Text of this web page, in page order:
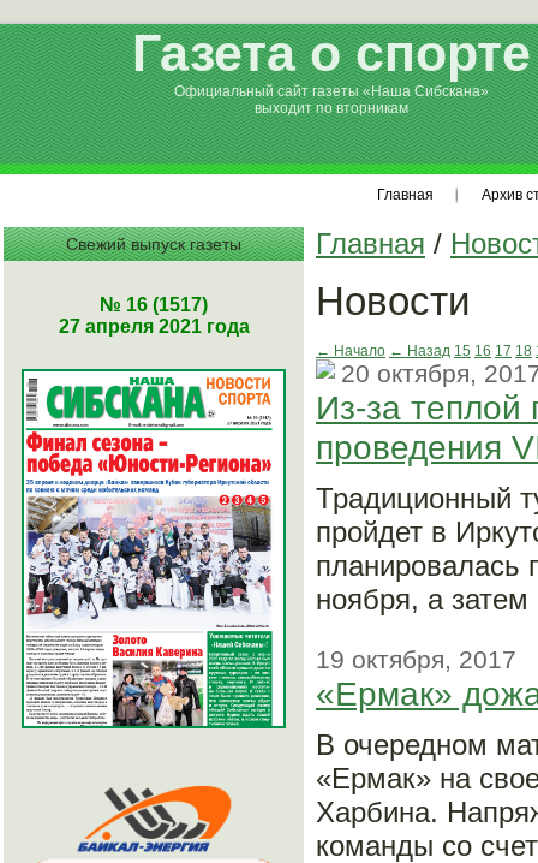
Газета о спорте
Официальный сайт газеты «Наша Сибскана»
выходит по вторникам
Главная Архив
Свежий выпуск газеты
№ 16 (1517)
27 апреля 2021 года
Главная /
Новости
← Начало ← Назад 15 16 17 18
20 октября,
Из-за теплой
проведения
Традиционный
пройдет в
планировалась
ноября, а затем
19 октября, 2017
«Ермак»
В очередном
«Ермак» на
Харбина.
команды со